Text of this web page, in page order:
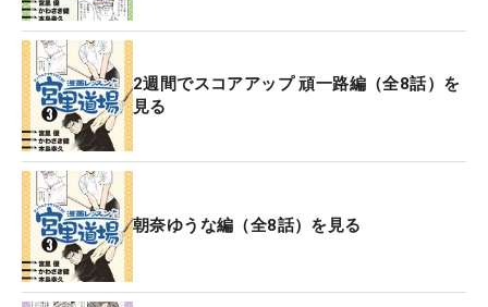
2週間でスコアアップ 頑一路編（全8話）を
見る
朝奈ゆうな編（全8話）を見る